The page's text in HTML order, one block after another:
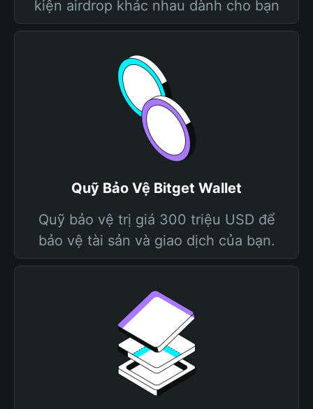
kiện airdrop khác nhau dành cho bạn
Quỹ Bảo Vệ Bitget Wallet
Quỹ bảo vệ trị giá 300 triệu USD để
bảo vệ tài sản và giao dịch của bạn.